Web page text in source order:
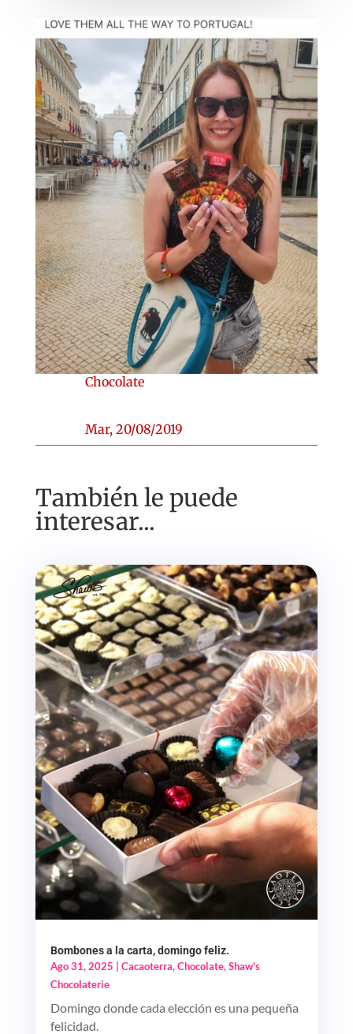
Chocolate
Mar, 20/08/2019
También le puede
interesar...
Bombones a la carta, domingo feliz.
Ago 31, 2025
Cacaoterra,Chocolate,Shaw's
Chocolaterie
Domingo donde cada elección es una pequeña
felicidad.